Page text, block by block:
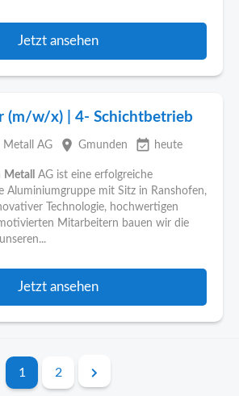
Jetzt ansehen
(m/w/x) | 4- Schichtbetrieb
Metall AG place Gmunden event_available heute
Metall
AG ist eine erfolgreiche
Aluminiumgruppe mit Sitz in Ranshofen,
Technologie, hochwertigen
Mitarbeitern bauen wir die
Jetzt ansehen
1 2